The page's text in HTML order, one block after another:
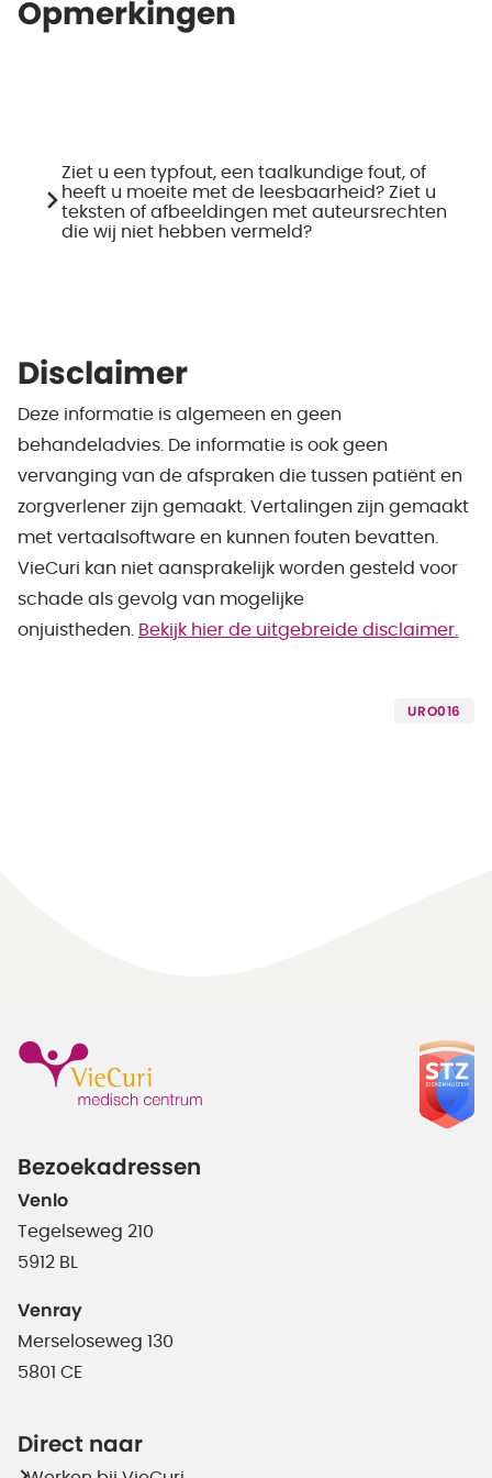
Opmerkingen
Ziet u een typfout, een taalkundige fout, of
heeft u moeite met de leesbaarheid? Ziet u
teksten of afbeeldingen met auteursrechten
die wij niet hebben vermeld?
Disclaimer
Deze informatie is algemeen en geen
behandeladvies. De informatie is ook geen
vervanging van de afspraken die tussen patiënt en
zorgverlener zijn gemaakt. Vertalingen zijn gemaakt
met vertaalsoftware en kunnen fouten bevatten.
VieCuri kan niet aansprakelijk worden gesteld voor
schade als gevolg van mogelijke
onjuistheden.
Bekijk hier de uitgebreide disclaimer.
URO016
Bezoekadressen
Venlo
Tegelseweg 210
5912 BL
Venray
Merseloseweg 130
5801 CE
Direct naar